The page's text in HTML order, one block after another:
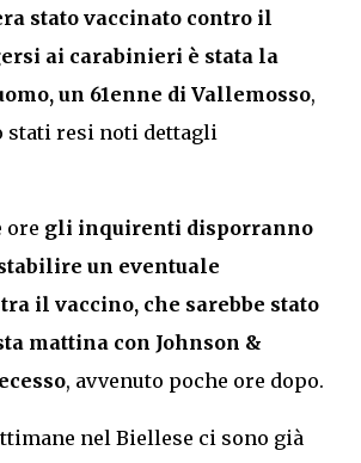
stato vaccinato contro il
ai carabinieri è stata la
un 61enne di Vallemosso,
stati resi noti dettagli
ore gli inquirenti disporranno
un eventuale
il vaccino, che sarebbe stato
mattina con Johnson &
, avvenuto poche ore dopo.
nel Biellese ci sono già